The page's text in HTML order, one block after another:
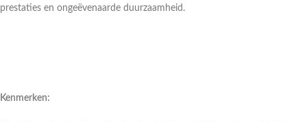
prestaties en ongeëvenaarde duurzaamheid.
Kenmerken: